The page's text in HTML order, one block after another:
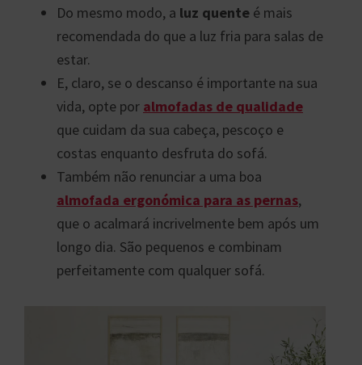
Do mesmo modo, a luz quente é mais
recomendada do que a luz fria para salas de
estar.
E, claro, se o descanso é importante na sua
vida, opte por almofadas de qualidade
que cuidam da sua cabeça, pescoço e
costas enquanto desfruta do sofá.
Também não renunciar a uma boa
almofada ergonómica para as pernas,
que o acalmará incrivelmente bem após um
longo dia. São pequenos e combinam
perfeitamente com qualquer sofá.